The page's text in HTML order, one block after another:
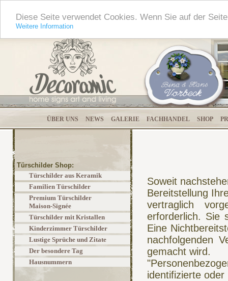
Diese Seite verwendet Cookies. Wenn Sie auf der
Weitere Information
ÜBER UNS NEWS GALERIE FACHHANDEL SHOP
Türschilder Shop:
Türschilder aus Keramik
Familien Türschilder
Premium Türschilder
Maison-Signée
Türschilder mit Kristallen
Kinderzimmer Türschilder
Lustige Sprüche und Zitate
Der besondere Tag
Hausnummern
Soweit
Bereitstellung
vertraglich
erforderlich. Sie
Eine
nachfolgenden
gemacht wird.
identifizierte